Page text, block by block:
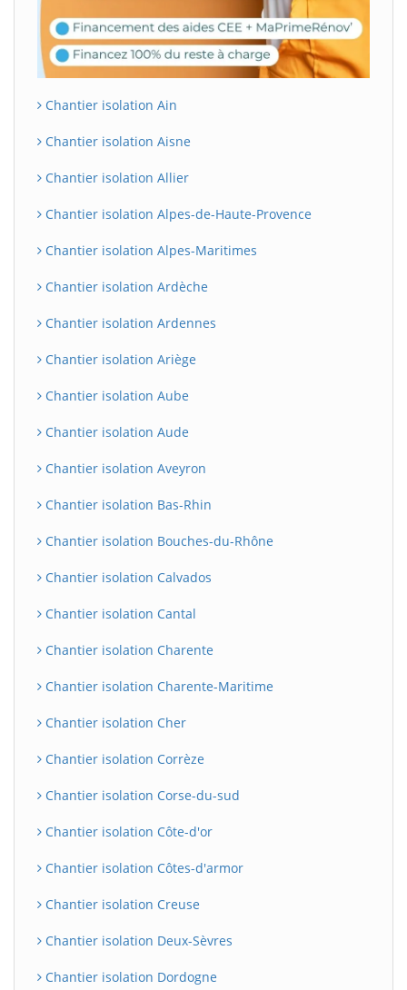
Chantier isolation Ain
Chantier isolation Aisne
Chantier isolation Allier
Chantier isolation Alpes-de-Haute-Provence
Chantier isolation Alpes-Maritimes
Chantier isolation Ardèche
Chantier isolation Ardennes
Chantier isolation Ariège
Chantier isolation Aube
Chantier isolation Aude
Chantier isolation Aveyron
Chantier isolation Bas-Rhin
Chantier isolation Bouches-du-Rhône
Chantier isolation Calvados
Chantier isolation Cantal
Chantier isolation Charente
Chantier isolation Charente-Maritime
Chantier isolation Cher
Chantier isolation Corrèze
Chantier isolation Corse-du-sud
Chantier isolation Côte-d'or
Chantier isolation Côtes-d'armor
Chantier isolation Creuse
Chantier isolation Deux-Sèvres
Chantier isolation Dordogne